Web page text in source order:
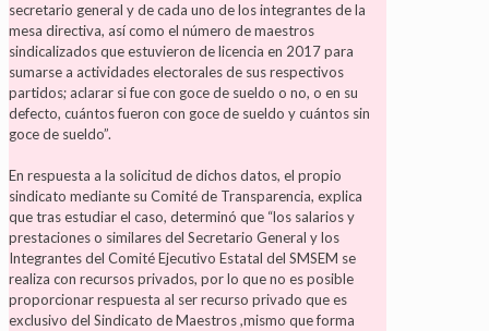
secretario general y de cada uno de los integrantes de la
mesa directiva, así como el número de maestros
sindicalizados que estuvieron de licencia en 2017 para
sumarse a actividades electorales de sus respectivos
partidos; aclarar si fue con goce de sueldo o no, o en su
defecto, cuántos fueron con goce de sueldo y cuántos sin
goce de sueldo”.
En respuesta a la solicitud de dichos datos, el propio
sindicato mediante su Comité de Transparencia, explica
que tras estudiar el caso, determinó que “los salarios y
prestaciones o similares del Secretario General y los
Integrantes del Comité Ejecutivo Estatal del SMSEM se
realiza con recursos privados, por lo que no es posible
proporcionar respuesta al ser recurso privado que es
exclusivo del Sindicato de Maestros ,mismo que forma